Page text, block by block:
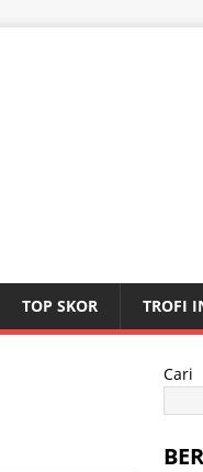
TOP SKOR TROFI
Cari